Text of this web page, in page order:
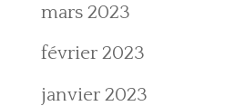
mars 2023
février 2023
janvier 2023